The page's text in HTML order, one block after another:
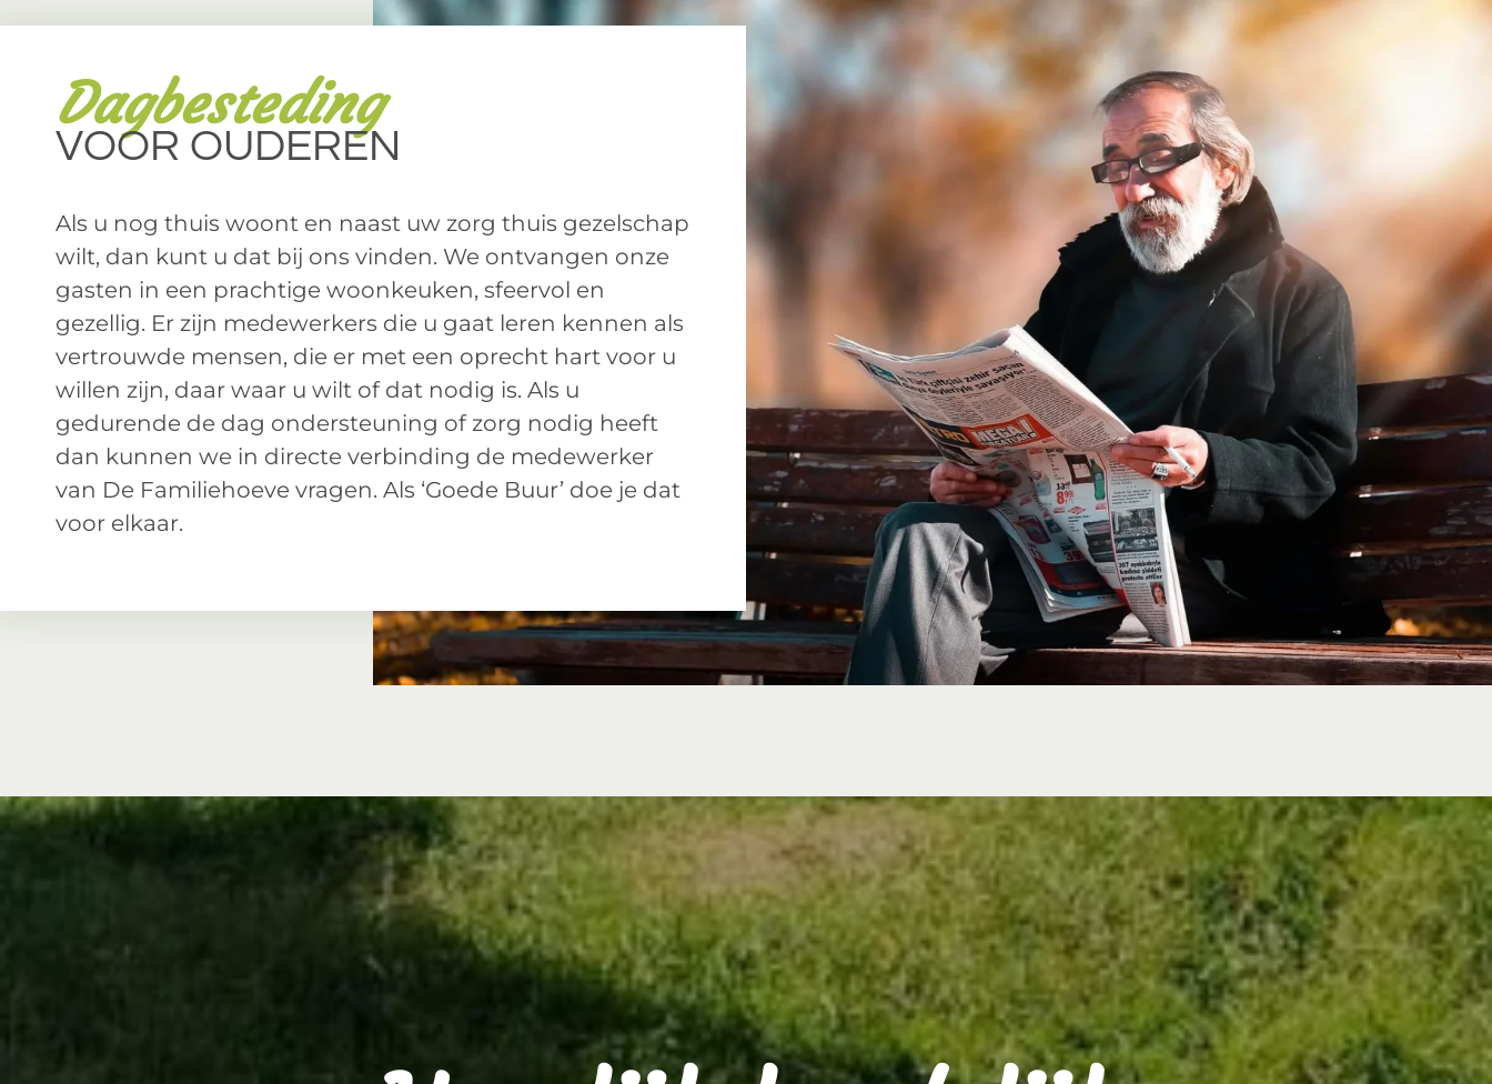
Dagbesteding
VOOR OUDEREN
Als u nog thuis woont en naast uw zorg thuis gezelschap
wilt, dan kunt u dat bij ons vinden. We ontvangen onze
gasten in een prachtige woonkeuken, sfeervol en
gezellig. Er zijn medewerkers die u gaat leren kennen als
vertrouwde mensen, die er met een oprecht hart voor u
willen zijn, daar waar u wilt of dat nodig is. Als u
gedurende de dag ondersteuning of zorg nodig heeft
dan kunnen we in directe verbinding de medewerker
van De Familiehoeve vragen. Als ‘Goede Buur’ doe je dat
voor elkaar.